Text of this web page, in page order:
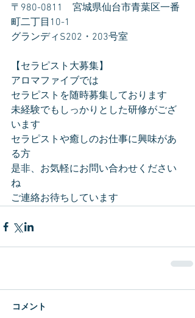
〒980-0811　宮城県仙台市青葉区一番
町二丁目10-1
グランディS202・203号室
【セラピスト大募集】
アロマファイブでは
セラピストを随時募集しております
未経験でもしっかりとした研修がござ
います
セラピストや癒しのお仕事に興味があ
る方
是非、お気軽にお問い合わせください
ね
ご連絡お待ちしています
コメント